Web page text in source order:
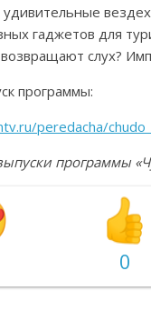
удивительные
гаджетов для
слух?
программы:
peredacha/
программы
0